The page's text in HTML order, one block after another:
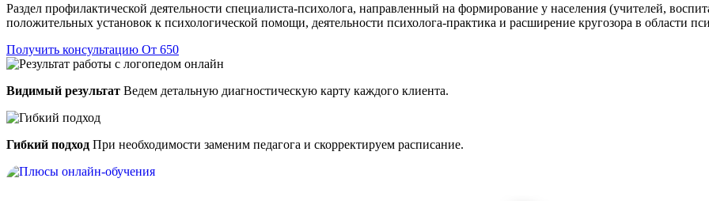
Раздел профилактической деятельности специалиста-психолога, направленный на формирование у населения (учителей,
положительных установок к психологической помощи, деятельности психолога-практика и расширение кругозора в области
Получить консультацию От 650
Видимый результат Ведем детальную диагностическую карту каждого клиента.
Гибкий подход При необходимости заменим педагога и скорректируем расписание.